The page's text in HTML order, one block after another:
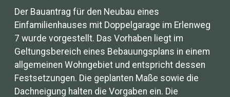
Der Bauantrag für den Neubau eines
Einfamilienhauses mit Doppelgarage im Erlenweg
7 wurde vorgestellt. Das Vorhaben liegt im
Geltungsbereich eines Bebauungsplans in einem
allgemeinen Wohngebiet und entspricht dessen
Festsetzungen. Die geplanten Maße sowie die
Dachneigung halten die Vorgaben ein. Die